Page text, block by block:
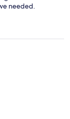
needed.